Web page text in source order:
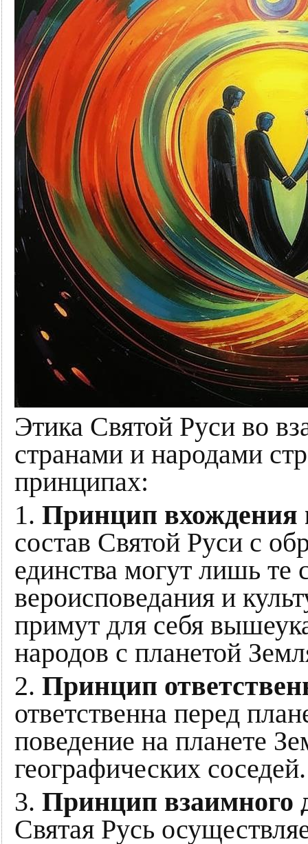
Этика Святой Руси во
странами и народами
принципах:
1. Принцип вхождения
состав Святой Руси с
единства могут лишь
вероисповедания и
примут для себя
народов с планетой
2. Принцип
ответственна перед
поведение на планете
географических соседей.
3. Принцип взаимного
Святая Русь